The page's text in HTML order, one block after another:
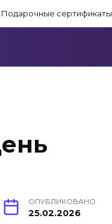
Подарочные сертификаты
ОПУБЛИКОВАНО
25.02.2026